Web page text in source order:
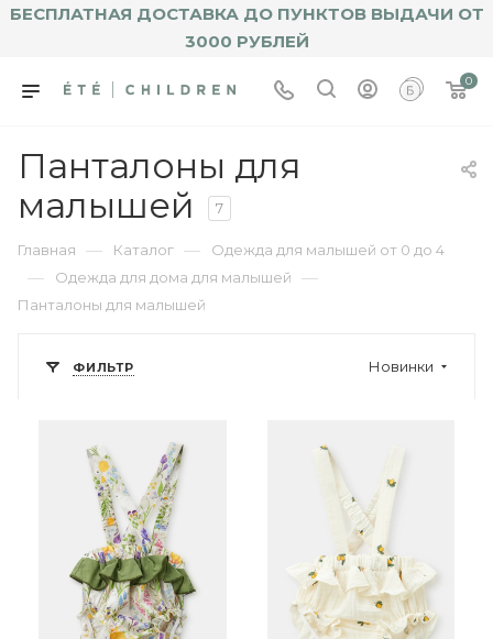
БЕСПЛАТНАЯ ДОСТАВКА ДО ПУНКТОВ ВЫДАЧИ ОТ
3000 РУБЛЕЙ
0
Панталоны для
малышей
7
Главная — Каталог — Одежда для малышей от 0 до 4
— Одежда для дома для малышей —
Панталоны для малышей
ФИЛЬТР Новинки